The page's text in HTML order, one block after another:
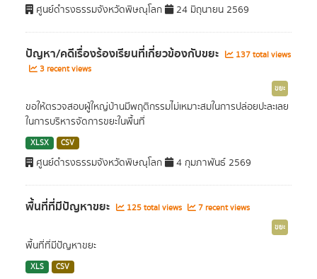
ศูนย์ดำรงธรรมจังหวัดพิษณุโลก 24 มิถุนายน 2569
ปัญหา/คดีเรื่องร้องเรียนที่เกี่ยวข้องกับขยะ
137 total views
3 recent views
ขยะ
ขอให้ตรวจสอบผู้ใหญ่บ้านมีพฤติกรรมไม่เหมาะสมในการปล่อยปะละเลย
ในการบริหารจัดการขยะในพื้นที่
XLSX CSV
ศูนย์ดำรงธรรมจังหวัดพิษณุโลก 4 กุมภาพันธ์ 2569
พื้นที่ที่มีปัญหาขยะ 125 total views 7 recent views
ขยะ
พื้นที่ที่มีปัญหาขยะ
XLS CSV